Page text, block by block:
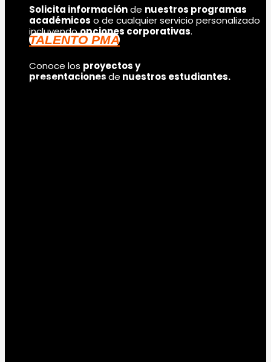
Solicita informaciónde nuestros programas
académicos o de cualquier servicio personalizado
incluyendoopciones corporativas.
TALENTO PMA
Conoce los proyectos y
presentacionesde nuestros estudiantes.
ACCESO ALUMNOS